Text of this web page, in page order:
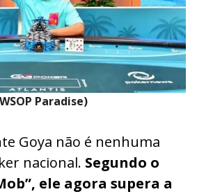
Paradise)
Goya não é nenhuma
nacional. Segundo o
ele agora supera a